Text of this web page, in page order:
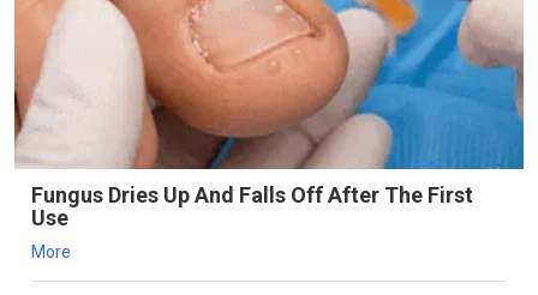
Fungus Dries Up And Falls Off After The First
Use
More